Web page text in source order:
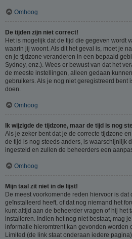
Omhoog
De tijden zijn niet correct!
Het is mogelijk dat de tijd die gegeven wordt
waarin jij woont. Als dit het geval is, moet je
en je tijdzone veranderen in een bepaald
Sydney, enz.). Wees er bewust van dat het
de meeste instellingen, alleen gedaan
gebruikers. Als je nog niet geregistreerd bent
doen.
Omhoog
Ik wijzigde de tijdzone, maar de tijd is nog
Als je zeker bent dat je de correcte tijdzone
de tijd is nog steeds anders, is waarschijnlijk
ingesteld en zullen de beheerders een
Omhoog
Mijn taal zit niet in de lijst!
De meest voorkomende reden hiervoor is dat
geïnstalleerd heeft, of dat nog niemand het
kunt altijd aan de beheerder vragen of hij het
installeren. Indien het nog niet bestaat, mag
informatie hieromtrent kan gevonden worden
Limited (de link staat onderaan iedere pagina).